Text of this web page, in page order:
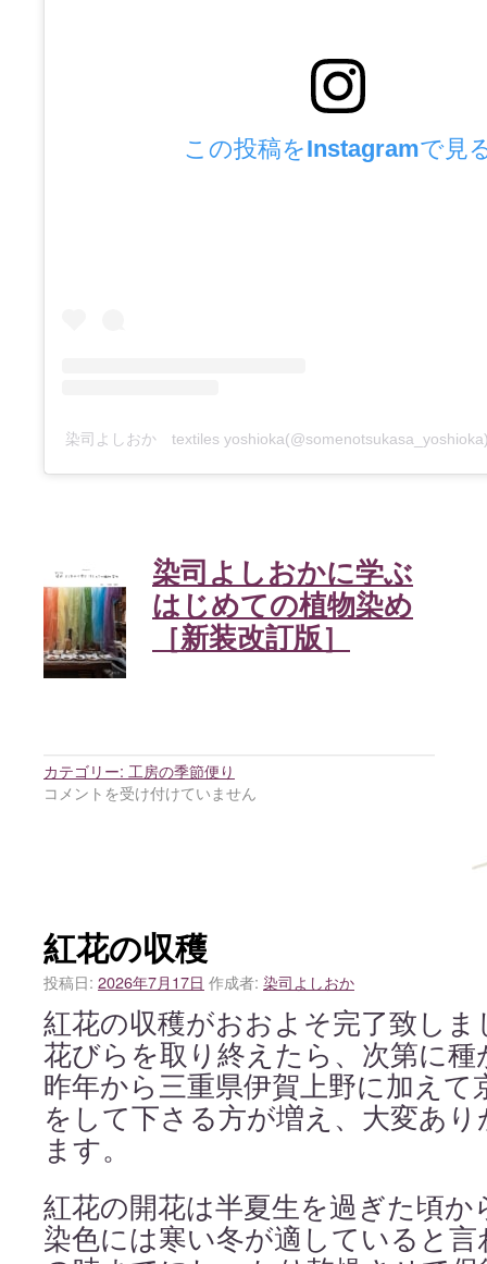
この投稿をInstagramで見
染司よしおか textiles
染司よしおかに学ぶ
はじめての植物染め
［新装改訂版］
カテゴリー: 工房の季節便り
コメントを受け付けていません
紅花の収穫
投稿日: 2026年7月17日 作成者: 染司よしおか
紅花の収穫がおおよそ完了致しま
花びらを取り終えたら、次第に
昨年から三重県伊賀上野に加えて
をして下さる方が増え、大変あ
ます。
紅花の開花は半夏生を過ぎた頃
染色には寒い冬が適していると